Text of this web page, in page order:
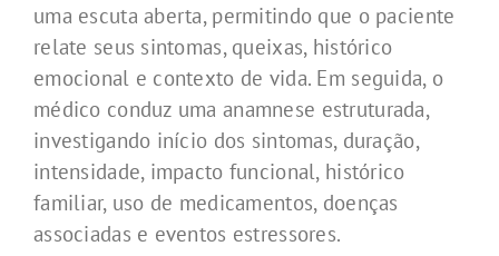
uma escuta aberta, permitindo que o paciente
relate seus sintomas, queixas, histórico
emocional e contexto de vida. Em seguida, o
médico conduz uma anamnese estruturada,
investigando início dos sintomas, duração,
intensidade, impacto funcional, histórico
familiar, uso de medicamentos, doenças
associadas e eventos estressores.